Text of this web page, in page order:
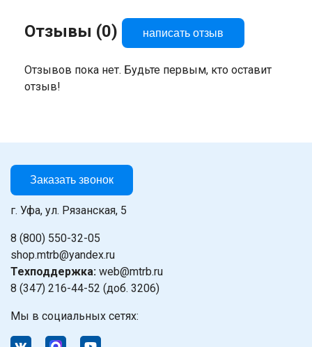
Отзывы (0) написать отзыв
Отзывов пока нет. Будьте первым, кто оставит
отзыв!
Заказать звонок
г. Уфа, ул. Рязанская, 5
8 (800) 550-32-05
shop.mtrb@yandex.ru
Техподдержка: web@mtrb.ru
8 (347) 216-44-52 (доб. 3206)
Мы в социальных сетях: